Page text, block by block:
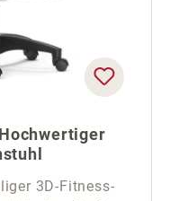
3D-Fitness-